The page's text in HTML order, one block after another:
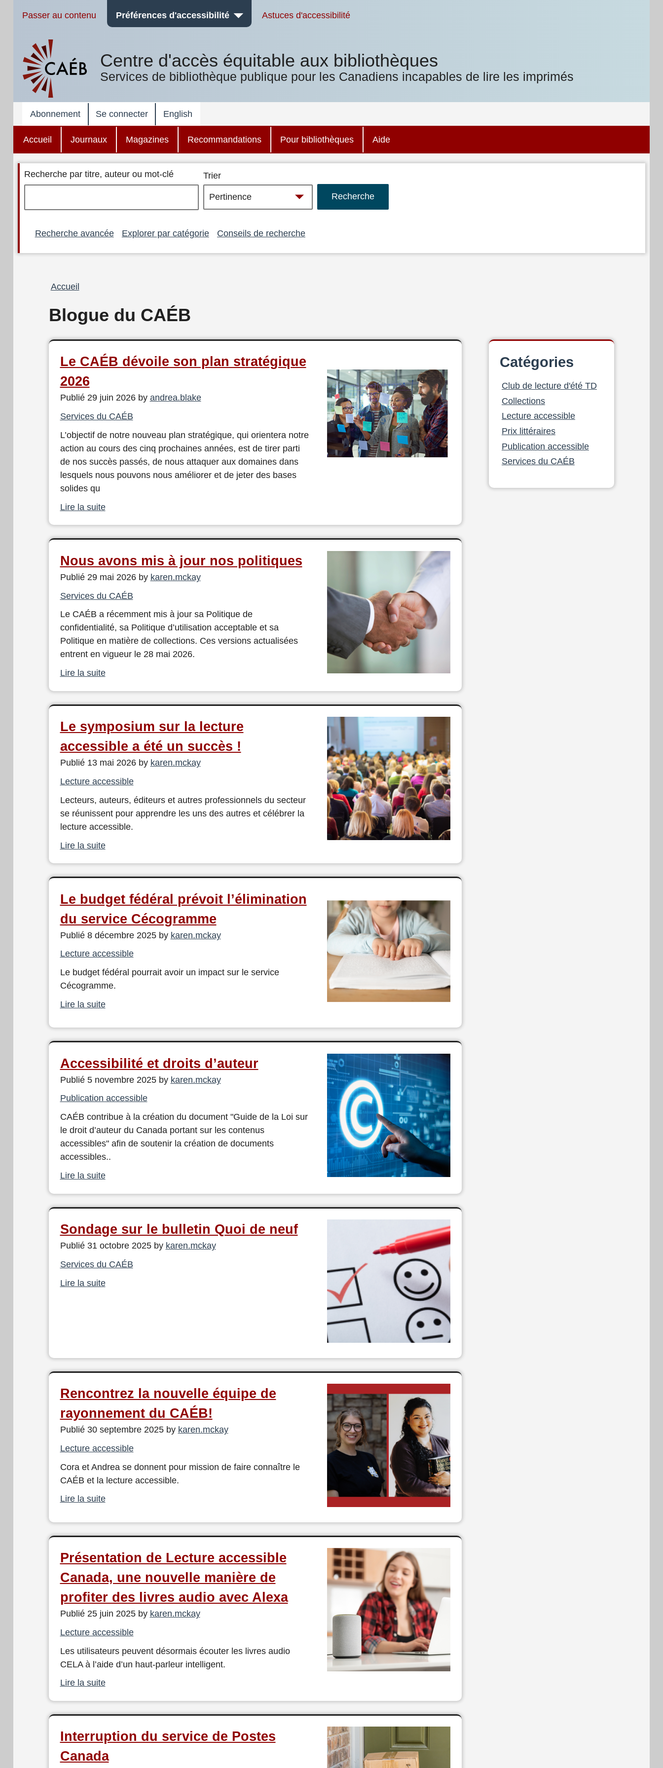
Passer au contenu Préférences d'accessibilité Astuces d'accessibilité
Centre d'accès équitable aux bibliothèques
Services de bibliothèque publique pour les Canadiens incapables de lire les imprimés
Abonnement Se connecter English
Accueil Journaux Magazines Recommandations Pour bibliothèques Aide
Recherche par titre, auteur ou mot-clé Trier
Recherche avancée Explorer par catégorie Conseils de recherche
Fil
Accueil
Blogue du CAÉB
Le CAÉB dévoile son plan stratégique
2026
Publié 29 juin 2026 by andrea.blake
Services du CAÉB
L’objectif de notre nouveau plan stratégique, qui orientera notre
action au cours des cinq prochaines années, est de tirer parti
de nos succès passés, de nous attaquer aux domaines dans
lesquels nous pouvons nous améliorer et de jeter des bases
solides qu
Lire la suite
Nous avons mis à jour nos politiques
Publié 29 mai 2026 by karen.mckay
Services du CAÉB
Le CAÉB a récemment mis à jour sa Politique de
confidentialité, sa Politique d’utilisation acceptable et sa
Politique en matière de collections. Ces versions actualisées
entrent en vigueur le 28 mai 2026.
Lire la suite
Le symposium sur la lecture
accessible a été un succès !
Publié 13 mai 2026 by karen.mckay
Lecture accessible
Lecteurs, auteurs, éditeurs et autres professionnels du secteur
se réunissent pour apprendre les uns des autres et célébrer la
lecture accessible.
Lire la suite
Le budget fédéral prévoit l’élimination
du service Cécogramme
Publié 8 décembre 2025 by karen.mckay
Lecture accessible
Le budget fédéral pourrait avoir un impact sur le service
Cécogramme.
Lire la suite
Accessibilité et droits d’auteur
Publié 5 novembre 2025 by karen.mckay
Publication accessible
CAÉB contribue à la création du document "Guide de la Loi sur
le droit d’auteur du Canada portant sur les contenus
accessibles" afin de soutenir la création de documents
accessibles..
Lire la suite
Sondage sur le bulletin Quoi de neuf
Publié 31 octobre 2025 by karen.mckay
Services du CAÉB
Lire la suite
Rencontrez la nouvelle équipe de
rayonnement du CAÉB!
Publié 30 septembre 2025 by karen.mckay
Lecture accessible
Cora et Andrea se donnent pour mission de faire connaître le
CAÉB et la lecture accessible.
Lire la suite
Présentation de Lecture accessible
Canada, une nouvelle manière de
profiter des livres audio avec Alexa
Publié 25 juin 2025 by karen.mckay
Lecture accessible
Les utilisateurs peuvent désormais écouter les livres audio
CELA à l’aide d’un haut-parleur intelligent.
Lire la suite
Interruption du service de Postes
Canada
Catégories
Club de lecture d'été TD
Collections
Lecture accessible
Prix littéraires
Publication accessible
Services du CAÉB